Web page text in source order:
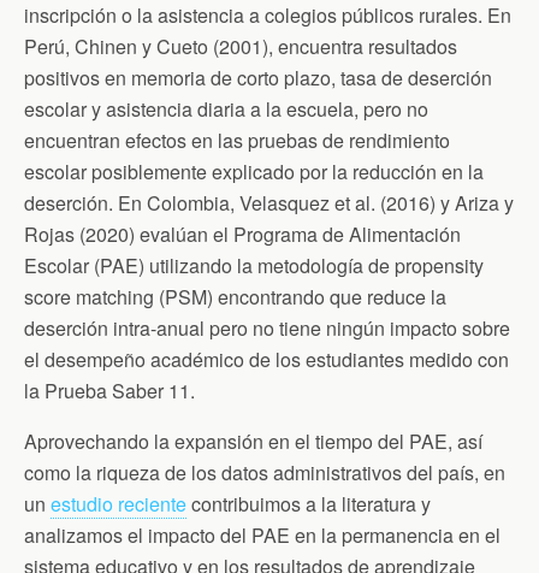
inscripción o la asistencia a colegios públicos rurales. En
Perú, Chinen y Cueto (2001), encuentra resultados
positivos en memoria de corto plazo, tasa de deserción
escolar y asistencia diaria a la escuela, pero no
encuentran efectos en las pruebas de rendimiento
escolar posiblemente explicado por la reducción en la
deserción. En Colombia, Velasquez et al. (2016) y Ariza y
Rojas (2020) evalúan el Programa de Alimentación
Escolar (PAE) utilizando la metodología de propensity
score matching (PSM) encontrando que reduce la
deserción intra-anual pero no tiene ningún impacto sobre
el desempeño académico de los estudiantes medido con
la Prueba Saber 11.
Aprovechando la expansión en el tiempo del PAE, así
como la riqueza de los datos administrativos del país, en
un estudio recientecontribuimos a la literatura y
analizamos el impacto del PAE en la permanencia en el
sistema educativo y en los resultados de aprendizaje